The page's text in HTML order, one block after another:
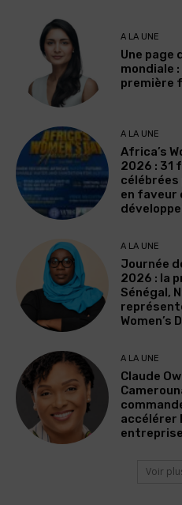
A LA UNE
Une page
mondiale
première
A LA UNE
Africa’s
2026 : 31
célébrées
en faveur
A LA UNE
Journée
2026 : la
Sénégal,
Women’s
A LA UNE
Claude
accélérer
Voir